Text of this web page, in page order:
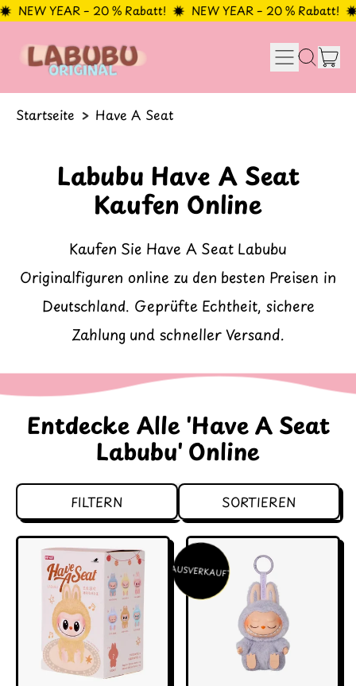
NEW YEAR – 20 % Rabatt! NEW YEAR – 20 % Rabatt!
Menu
Seite
Startseite > Have A Seat
Labubu Have A Seat
Kaufen Online
Kaufen Sie Have A Seat Labubu
Originalfiguren online zu den besten Preisen in
Deutschland. Geprüfte Echtheit, sichere
Zahlung und schneller Versand.
Entdecke Alle 'Have A Seat
Labubu' Online
FILTERN SORTIEREN
AUSVERKAUFT